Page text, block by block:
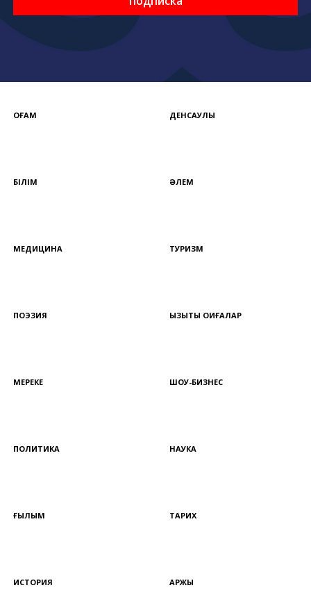
ҚОҒАМ ДЕНСАУЛЫҚ
БІЛІМ ӘЛЕМ
МЕДИЦИНА ТУРИЗМ
ПОЭЗИЯ ҚЫЗЫҚТЫ ОҚИҒАЛАР
МЕРЕКЕ ШОУ-БИЗНЕС
ПОЛИТИКА НАУКА
ҒЫЛЫМ ТАРИХ
ИСТОРИЯ ҚАРЖЫ